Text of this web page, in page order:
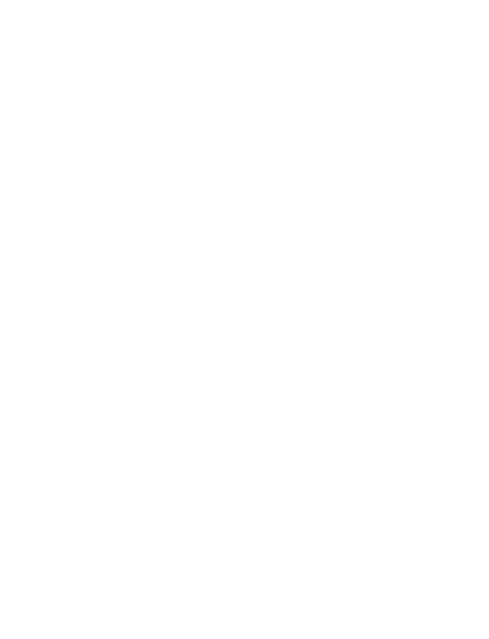
iPad treba servis? Alpha servis nudi rješenja